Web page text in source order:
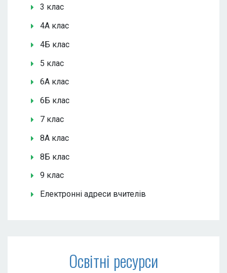
3 клас
4А клас
4Б клас
5 клас
6А клас
6Б клас
7 клас
8А клас
8Б клас
9 клас
Електронні адреси вчителів
Освітні ресурси